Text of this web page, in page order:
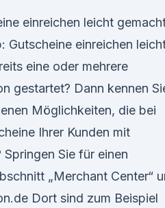
einreichen leicht
Gutscheine einreichen
eine oder mehrere
gestartet? Dann kennen
Möglichkeiten, die bei
Ihrer Kunden mit
Sie für einen
„Merchant Center“
Dort sind zum Beispiel